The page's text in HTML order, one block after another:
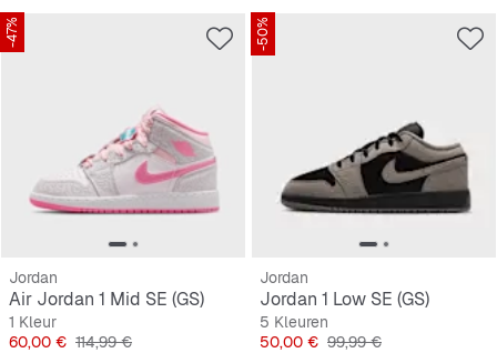
-47%
Jordan
Air Jordan 1 Mid SE (GS)
1 Kleur
Prijs
60,00 € Originele Prijs
114,99 €
-50%
Jordan
Jordan 1 Low SE (GS)
5 Kleuren
Prijs
50,00 € Originele Prijs
99,99 €